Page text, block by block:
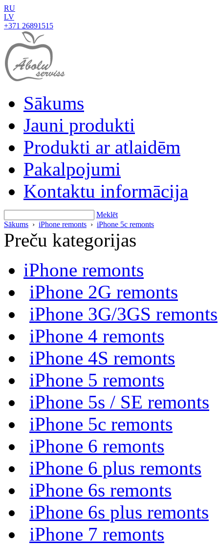
RU
LV
+371 26891515
Sākums
Jauni produkti
Produkti ar atlaidēm
Pakalpojumi
Kontaktu informācija
Meklēt
Sākums › iPhone remonts › iPhone 5c remonts
Preču kategorijas
iPhone remonts
iPhone 2G remonts
iPhone 3G/3GS remonts
iPhone 4 remonts
iPhone 4S remonts
iPhone 5 remonts
iPhone 5s / SE remonts
iPhone 5c remonts
iPhone 6 remonts
iPhone 6 plus remonts
iPhone 6s remonts
iPhone 6s plus remonts
iPhone 7 remonts